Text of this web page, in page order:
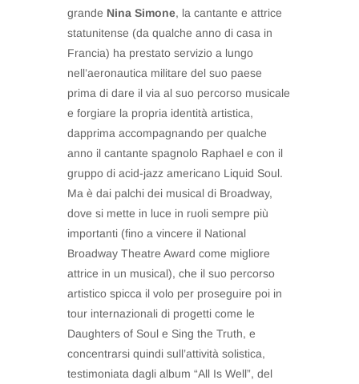
grande Nina Simone, la cantante e attrice
statunitense (da qualche anno di casa in
Francia) ha prestato servizio a lungo
nell’aeronautica militare del suo paese
prima di dare il via al suo percorso musicale
e forgiare la propria identità artistica,
dapprima accompagnando per qualche
anno il cantante spagnolo Raphael e con il
gruppo di acid-jazz americano Liquid Soul.
Ma è dai palchi dei musical di Broadway,
dove si mette in luce in ruoli sempre più
importanti (fino a vincere il National
Broadway Theatre Award come migliore
attrice in un musical), che il suo percorso
artistico spicca il volo per proseguire poi in
tour internazionali di progetti come le
Daughters of Soul e Sing the Truth, e
concentrarsi quindi sull’attività solistica,
testimoniata dagli album “All Is Well”, del